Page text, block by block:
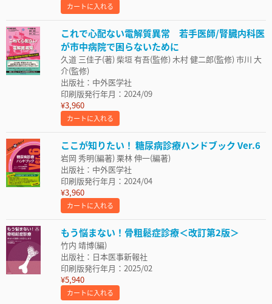
カートに入れる
これで心配ない電解質異常 若手医師/腎臓内科医
が市中病院で困らないために
久道 三佳子(著) 柴垣 有吾(監修) 木村 健二郎(監修) 市川 大
介(監修)
出版社：中外医学社
印刷版発行年月：2024/09
¥3,960
カートに入れる
ここが知りたい！ 糖尿病診療ハンドブック Ver.6
岩岡 秀明(編著) 栗林 伸一(編著)
出版社：中外医学社
印刷版発行年月：2024/04
¥3,960
カートに入れる
もう悩まない！骨粗鬆症診療＜改訂第2版＞
竹内 靖博(編)
出版社：日本医事新報社
印刷版発行年月：2025/02
¥5,940
カートに入れる